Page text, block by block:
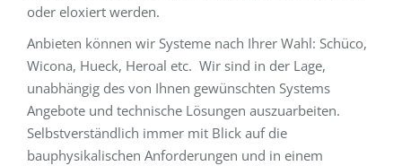
oder eloxiert werden.
Anbieten können wir Systeme nach Ihrer Wahl: Schüco,
Wicona, Hueck, Heroal etc. Wir sind in der Lage,
unabhängig des von Ihnen gewünschten Systems
Angebote und technische Lösungen auszuarbeiten.
Selbstverständlich immer mit Blick auf die
bauphysikalischen Anforderungen und in einem